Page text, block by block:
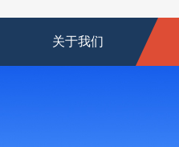
关于我们